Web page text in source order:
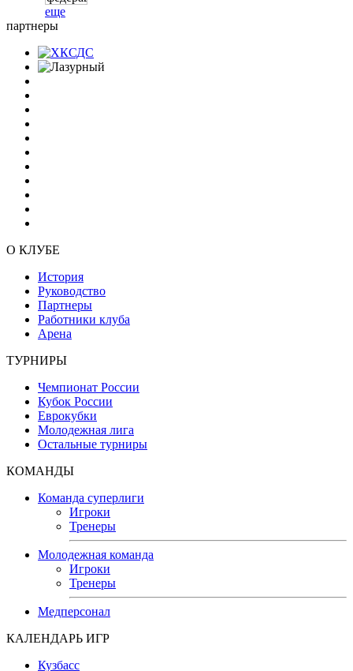
еще
партнеры
О КЛУБЕ
История
Руководство
Партнеры
Работники клуба
Арена
ТУРНИРЫ
Чемпионат России
Кубок России
Еврокубки
Молодежная лига
Остальные турниры
КОМАНДЫ
Команда суперлиги
Игроки
Тренеры
Молодежная команда
Игроки
Тренеры
Медперсонал
КАЛЕНДАРЬ ИГР
Кузбасс